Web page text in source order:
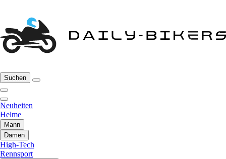
Suchen
Neuheiten
Helme
Mann
Damen
High-Tech
Rennsport